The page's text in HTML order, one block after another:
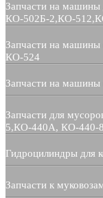
Запчасти на машины
КО-502Б-2,КО-
Запчасти на
КО-524
Запчасти на
Запчасти для
5,КО-440А, КО-440-8
Гидроцилиндры для
Запчасти к